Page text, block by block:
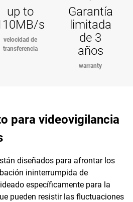
up to
s
velocidad de
transferencia
Garantía
limitada
de 3
años
warranty
para videovigilancia
diseñados para afrontar los
ininterrumpida de
específicamente para la
pueden resistir las fluctuaciones